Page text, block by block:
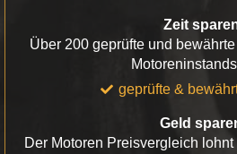
Zeit
Über 200 geprüfte und
geprüfte &
Geld
Der Motoren Preisvergleich